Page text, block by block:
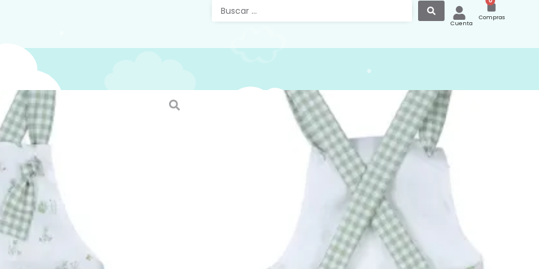
Cuenta
Compras
Ranita Bebé Conejos Algodón
Ranita bebé en tela estampada de conejos con
tirantes de vichy verde y bolsillos a juego,
confeccionada en tejido de algodón, diseño
cruzado en la parte trasera con terminación de
botones para ajustar el tirante al tamaño del
bebé, ideal para la temporada primavera
Mira todos nuestros otros modelos de ranitas
https://canastilla.com.es/ranitas-verano/